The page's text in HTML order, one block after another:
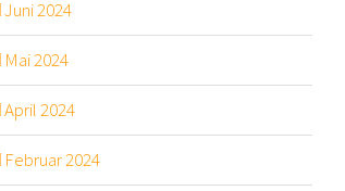
Juni 2024
Mai 2024
April 2024
Februar 2024